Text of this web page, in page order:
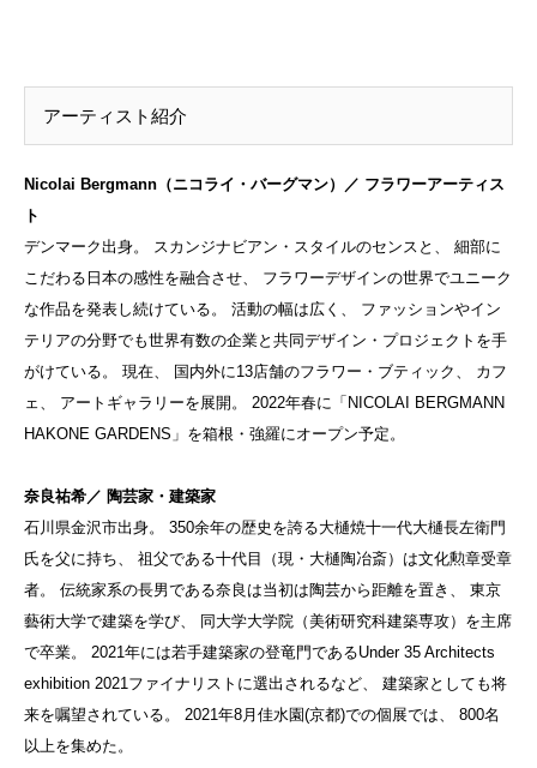
アーティスト紹介
Nicolai Bergmann（ニコライ・バーグマン）／ フラワーアーティス
ト
デンマーク出身。 スカンジナビアン・スタイルのセンスと、 細部に
こだわる日本の感性を融合させ、 フラワーデザインの世界でユニーク
な作品を発表し続けている。 活動の幅は広く、 ファッションやイン
テリアの分野でも世界有数の企業と共同デザイン・プロジェクトを手
がけている。 現在、 国内外に13店舗のフラワー・ブティック、 カフ
ェ、 アートギャラリーを展開。 2022年春に「NICOLAI BERGMANN
HAKONE GARDENS」を箱根・強羅にオープン予定。
奈良祐希／ 陶芸家・建築家
石川県金沢市出身。 350余年の歴史を誇る大樋焼十一代大樋⾧左衛門
氏を父に持ち、 祖父である十代目（現・大樋陶冶斎）は文化勲章受章
者。 伝統家系の⾧男である奈良 は当初は陶芸から距離を置き、 東京
藝術大学で建築を学び、 同大学大学院（美術研究科建築専攻）を主席
で卒業。 2021年には若手建築家の登竜門であるUnder 35 Architects
exhibition 2021ファイナリストに選出されるなど、 建築家としても将
来を嘱望されている。 2021年8月佳水園(京都)での個展では、 800名
以上を集めた。